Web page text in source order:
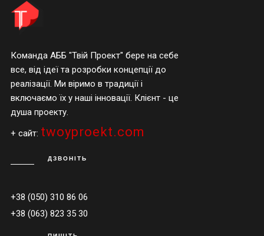
Команда АББ "Твій Проект" бере на себе
все, від ідеї та розробки концепції до
реалізації. Ми віримо в традиції і
включаємо їх у наші інновації. Клієнт - це
душа проекту.
+ сайт: twoyproekt.com
ДЗВОНІТЬ
+38 (050) 310 86 06
+38 (063) 823 35 30